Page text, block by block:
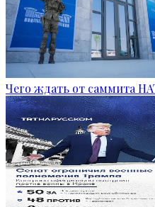
Чего ждать от саммита